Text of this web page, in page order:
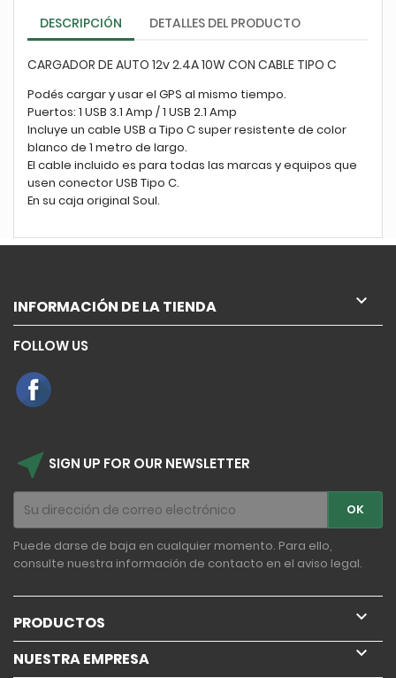
DESCRIPCIÓN DETALLES DEL PRODUCTO
CARGADOR DE AUTO 12v 2.4A 10W CON CABLE TIPO C
Podés cargar y usar el GPS al mismo tiempo.
Puertos: 1 USB 3.1 Amp / 1 USB 2.1 Amp
Incluye un cable USB a Tipo C super resistente de color
blanco de 1 metro de largo.
El cable incluido es para todas las marcas y equipos que
usen conector USB Tipo C.
En su caja original Soul.
INFORMACIÓN DE LA TIENDA 
FOLLOW US
near_me SIGN UP FOR OUR NEWSLETTER
Puede darse de baja en cualquier momento. Para ello,
consulte nuestra información de contacto en el aviso legal.
PRODUCTOS 
NUESTRA EMPRESA 